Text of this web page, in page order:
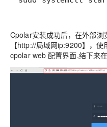
Cpolar安装成功后，在外部
【http://局域网ip:9200】，
cpolar web 配置界面,结下来